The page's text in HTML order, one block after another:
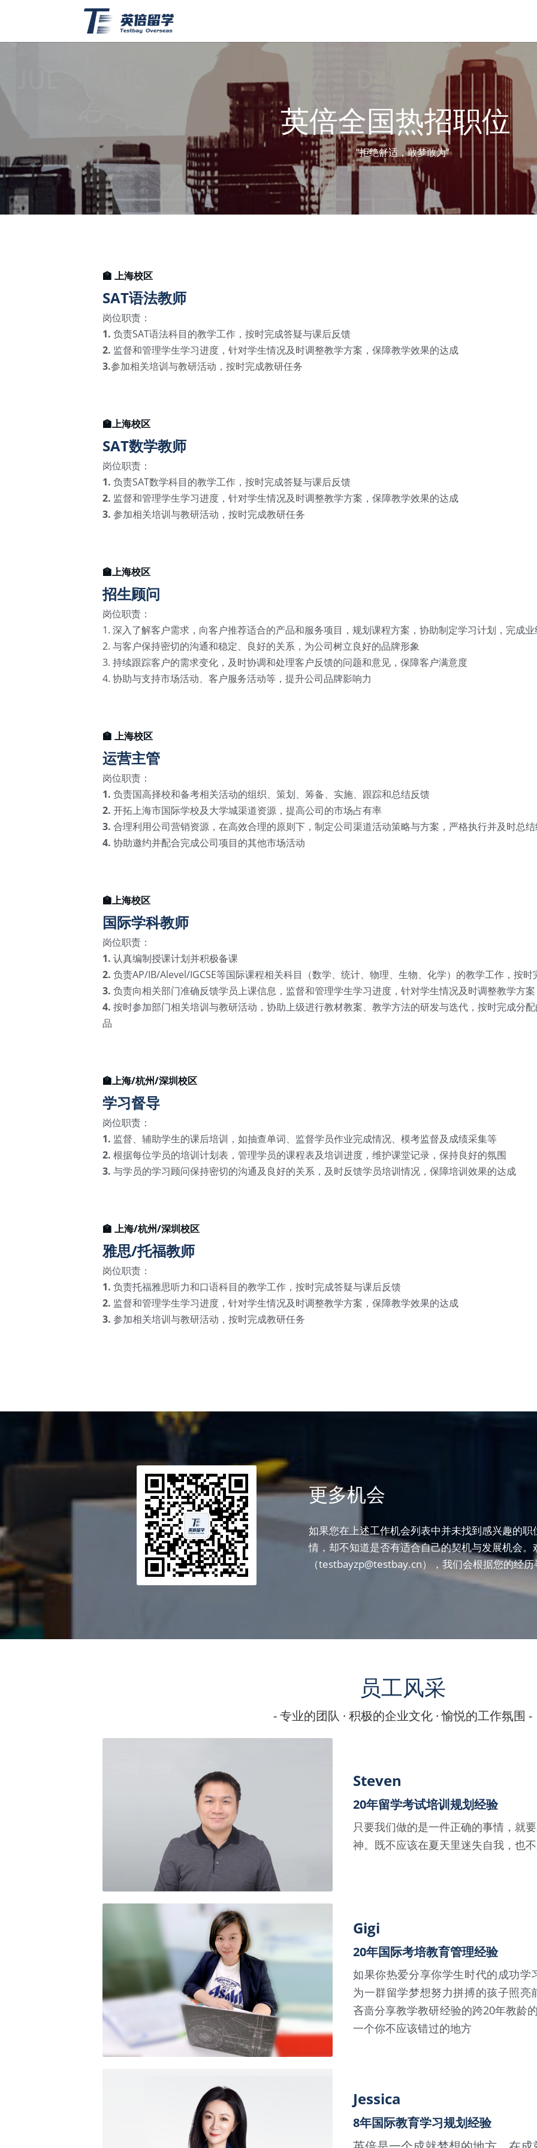
英倍全国热招职位
“拒绝舒适，敢梦敢为”
🏫 上海校区
SAT语法教师
岗位职责：
1. 负责SAT语法科目的教学工作，按时完成答疑与课后反馈
2. 监督和管理学生学习进度，针对学生情况及时调整教学方案，保障教学效果的达成
3.参加相关培训与教研活动，按时完成教研任务
🏫上海校区
SAT数学教师
岗位职责：
1. 负责SAT数学科目的教学工作，按时完成答疑与课后反馈
2. 监督和管理学生学习进度，针对学生情况及时调整教学方案，保障教学效果的达成
3. 参加相关培训与教研活动，按时完成教研任务
🏫上海校区
招生顾问
岗位职责：
1. 深入了解客户需求，向客户推荐适合的产品和服务项目，规划课程方案，协助制定学习计划，完成
2. 与客户保持密切的沟通和稳定、良好的关系，为公司树立良好的品牌形象
3. 持续跟踪客户的需求变化，及时协调和处理客户反馈的问题和意见，保障客户满意度
4. 协助与支持市场活动、客户服务活动等，提升公司品牌影响力
🏫 上海校区
运营主管
岗位职责：
1. 负责国高择校和备考相关活动的组织、策划、筹备、实施、跟踪和总结反馈
2. 开拓上海市国际学校及大学城渠道资源，提高公司的市场占有率
3. 合理利用公司营销资源，在高效合理的原则下，制定公司渠道活动策略与方案，严格执行并及时总
4. 协助邀约并配合完成公司项目的其他市场活动
🏫上海校区
国际学科教师
岗位职责：
1. 认真编制授课计划并积极备课
2. 负责AP/IB/Alevel/IGCSE等国际课程相关科目（数学、统计、物理、生物、化学）的教学工作，按
3. 负责向相关部门准确反馈学员上课信息，监督和管理学生学习进度，针对学生情况及时调整教学方
4. 按时参加部门相关培训与教研活动，协助上级进行教材教案、教学方法的研发与迭代，按时完成分
品
🏫上海/杭州/深圳校区
学习督导
岗位职责：
1. 监督、辅助学生的课后培训，如抽查单词、监督学员作业完成情况、模考监督及成绩采集等
2. 根据每位学员的培训计划表，管理学员的课程表及培训进度，维护课堂记录，保持良好的氛围
3. 与学员的学习顾问保持密切的沟通及良好的关系，及时反馈学员培训情况，保障培训效果的达成
🏫 上海/杭州/深圳校区
雅思/托福教师
岗位职责：
1. 负责托福雅思听力和口语科目的教学工作，按时完成答疑与课后反馈
2. 监督和管理学生学习进度，针对学生情况及时调整教学方案，保障教学效果的达成
3. 参加相关培训与教研活动，按时完成教研任务
更多机会
如果您在上述工作机会列表中并未找到感兴趣的
情，却不知道是否有适合自己的契机与发展机会
（testbayzp@testbay.cn），我们会根据您的经
员工风采
- 专业的团队 · 积极的企业文化 · 愉悦的工作氛围 -
Steven
20年留学考试培训规划经验
只要我们做的是一件正确的事情，就
神。既不应该在夏天里迷失自我，也
Gigi
20年国际考培教育管理经验
如果你热爱分享你学生时代的成功学
为一群留学梦想努力拼搏的孩子照亮
吝啬分享教学教研经验的跨20年教龄
一个你不应该错过的地方
Jessica
8年国际教育学习规划经验